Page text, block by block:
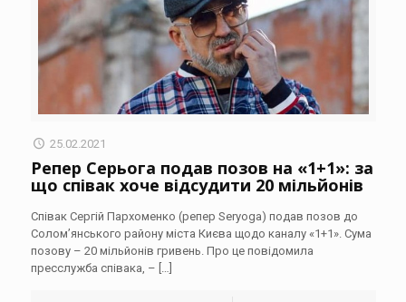
25.02.2021
Репер Серьога подав позов на «1+1»: за
що співак хоче відсудити 20 мільйонів
Співак Сергій Пархоменко (репер Seryoga) подав позов до
Солом’янського району міста Києва щодо каналу «1+1». Сума
позову – 20 мільйонів гривень. Про це повідомила
пресслужба співака, – […]